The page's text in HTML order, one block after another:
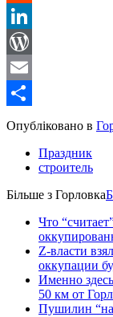
Reddit
LinkedIn
WordPress
Email
Share
Опубліковано в
Праздник
строитель
Більше з Горловка
Что
Z-власти
оккупации
Именно
50 км от
Пушилин